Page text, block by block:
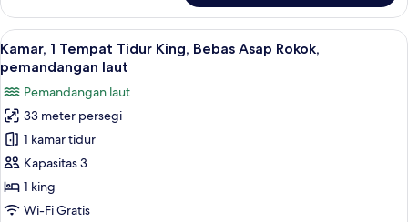
Kamar,
Tempat
Tidur
Twin,
Bebas
Asap
Rokok
Lihat
semua
foto
untuk
Kamar,
Tempat
Tidur
King,
Kamar, 1 Tempat Tidur King, Bebas
4
Kamar, 1 Tempat Tidur King, Bebas Asap Rokok,
pemandangan laut
Pemandangan laut
33 meter persegi
1 kamar tidur
Kapasitas 3
1 king
Wi-Fi Gratis